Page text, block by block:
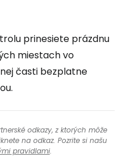
prinesiete prázdnu
miestach vo
časti bezplatne
odkazy, z ktorých môže
na odkaz. Pozrite si našu
pravidlami.